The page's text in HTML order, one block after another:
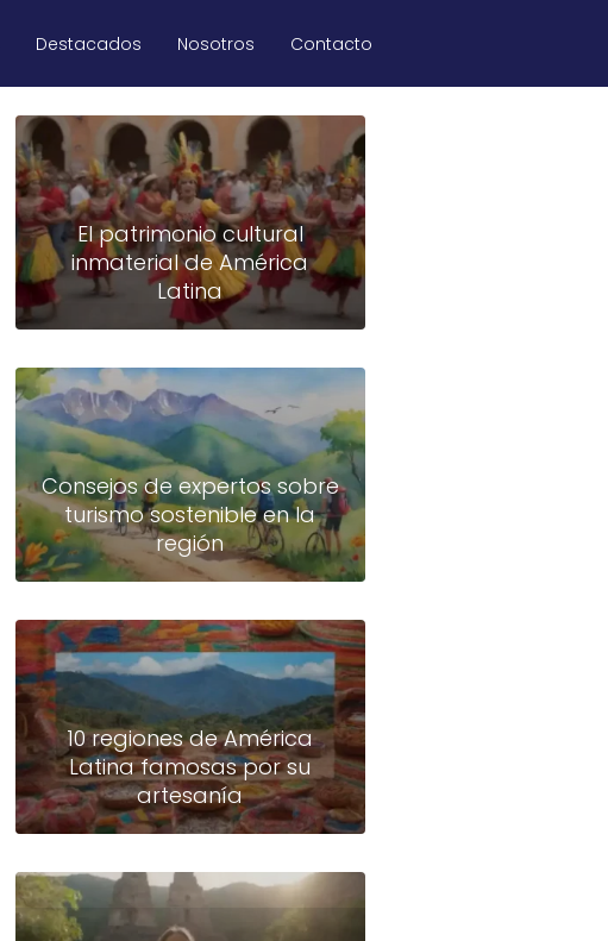
Destacados Nosotros Contacto
El patrimonio cultural
inmaterial de América
Latina
Consejos de expertos sobre
turismo sostenible en la
región
10 regiones de América
Latina famosas por su
artesanía